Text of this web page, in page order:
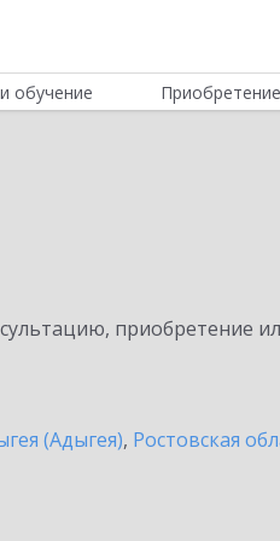
обучение
приобретение
(Адыгея), Ростовская